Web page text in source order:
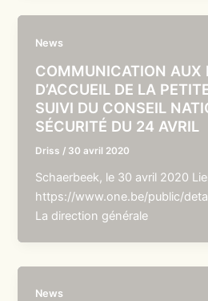
News
COMMUNICATION AUX
D’ACCUEIL DE LA
SUIVI DU CONSEIL
SÉCURITÉ DU 24 AVRIL
Driss / 30 avril 2020
Schaerbeek, le 30 avril 2020
https://www.one.be/public/
La direction générale
News